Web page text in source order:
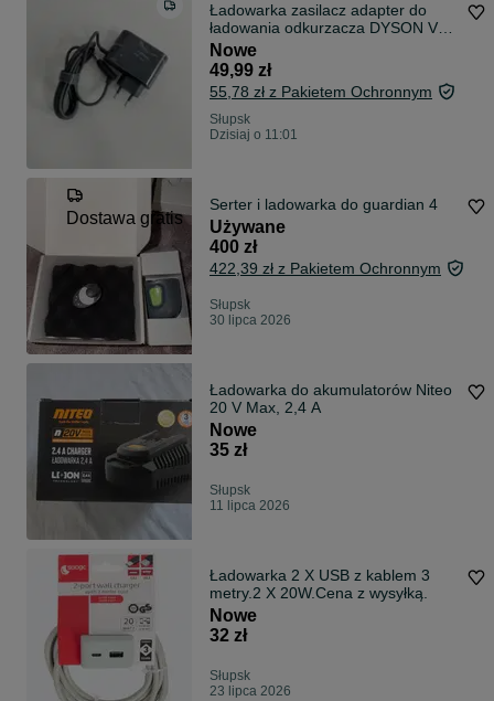
Ładowarka zasilacz adapter do
ładowania odkurzacza DYSON V6
V7 V8
Nowe
49,99 zł
55,78 zł z Pakietem Ochronnym
Słupsk
Dzisiaj o 11:01
Dostawa gratis
Serter i ladowarka do guardian 4
Używane
400 zł
422,39 zł z Pakietem Ochronnym
Słupsk
30 lipca 2026
Ładowarka do akumulatorów Niteo
20 V Max, 2,4 A
Nowe
35 zł
Słupsk
11 lipca 2026
Ładowarka 2 X USB z kablem 3
metry.2 X 20W.Cena z wysyłką.
Nowe
32 zł
Słupsk
23 lipca 2026